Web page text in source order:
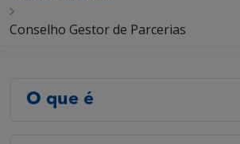
Conselho Gestor de Parcerias
O que é